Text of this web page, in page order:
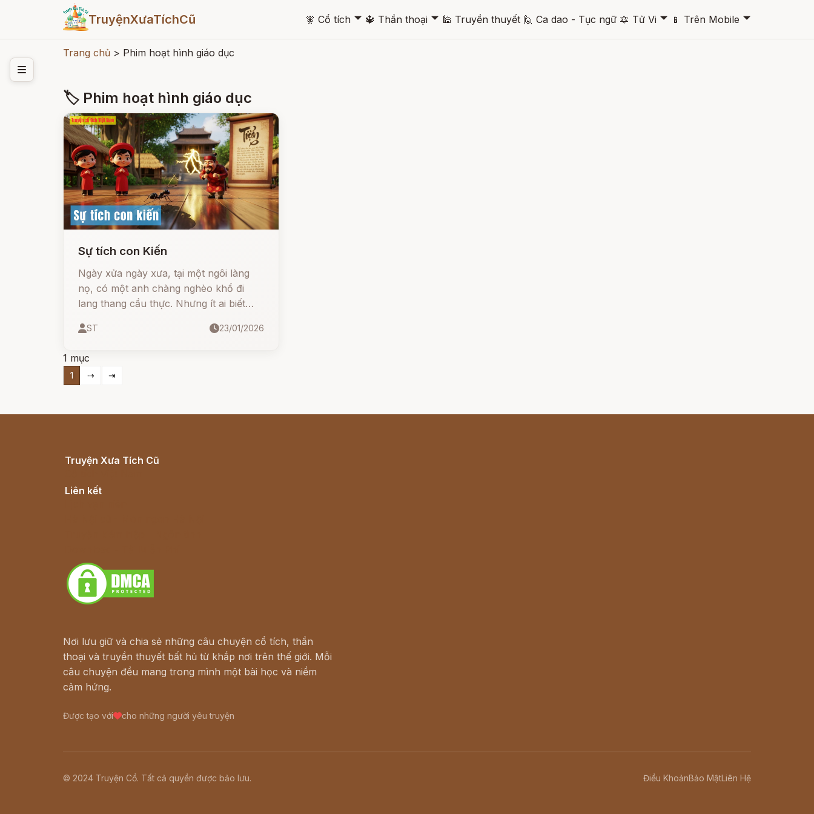
TruyệnXưaTíchCũ 🧚 Cổ tích 🞃 🔱 Thần thoại 🞃 🕌 Truyền thuyết 🙋 Ca dao - Tục ngữ 🔯 Tử Vi 🞃 📱 Trên Mobile 🞃
Trang chủ > Phim hoạt hình giáo dục
🏷 Phim hoạt hình giáo dục
Sự tích con Kiến
Ngày xửa ngày xưa, tại một ngôi làng
nọ, có một anh chàng nghèo khổ đi
lang thang cầu thực. Nhưng ít ai biết
núi đã thay đổi hoàn toàn cuộc đời và
ST 23/01/2026
1 mục
1 ⇢ ⇥
Truyện Xưa Tích Cũ
Liên kết
Nơi lưu giữ và chia sẻ những câu chuyện cổ tích, thần
thoại và truyền thuyết bất hủ từ khắp nơi trên thế giới. Mỗi
câu chuyện đều mang trong mình một bài học và niềm
cảm hứng.
Được tạo với cho những người yêu truyện
© 2024 Truyện Cổ. Tất cả quyền được bảo lưu. Điều KhoảnBảo MậtLiên Hệ